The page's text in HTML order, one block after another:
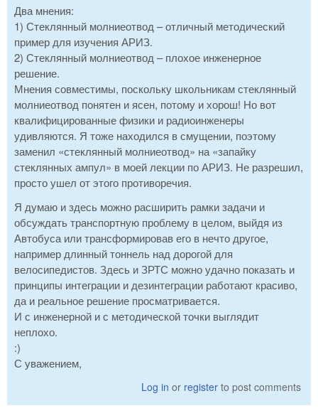
Два мнения:
1) Стеклянный молниеотвод – отличный методический
пример для изучения АРИЗ.
2) Стеклянный молниеотвод – плохое инженерное
решение.
Мнения совместимы, поскольку школьникам стеклянный
молниеотвод понятен и ясен, потому и хорош! Но вот
квалифицированные физики и радиоинженеры
удивляются. Я тоже находился в смущении, поэтому
заменил «стеклянный молниеотвод» на «запайку
стеклянных ампул» в моей лекции по АРИЗ. Не разрешил,
просто ушел от этого противоречия.
Я думаю и здесь можно расширить рамки задачи и
обсуждать транспортную проблему в целом, выйдя из
Автобуса или трансформировав его в нечто другое,
например длинный тоннель над дорогой для
велосипедистов. Здесь и ЗРТС можно удачно показать и
принципы интеграции и дезинтеграции работают красиво,
да и реальное решение просматривается.
И с инженерной и с методической точки выглядит
неплохо.
:)
С уважением,
Log in or register to post comments